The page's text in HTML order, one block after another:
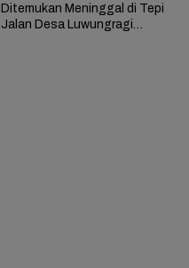
Ditemukan Meninggal di Tepi
Jalan Desa Luwungragi